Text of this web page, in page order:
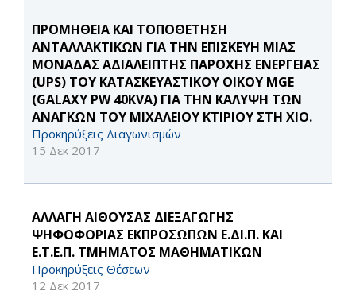
ΠΡΟΜΗΘΕΙΑ ΚΑΙ ΤΟΠΟΘΕΤΗΣΗ
ΑΝΤΑΛΛΑΚΤΙΚΩΝ ΓΙΑ ΤΗΝ ΕΠΙΣΚΕΥΗ ΜΙΑΣ
ΜΟΝΑΔΑΣ ΑΔΙΑΛΕΙΠΤΗΣ ΠΑΡΟΧΗΣ ΕΝΕΡΓΕΙΑΣ
(UPS) ΤΟΥ ΚΑΤΑΣΚΕΥΑΣΤΙΚΟΥ ΟΙΚΟΥ MGE
(GALAXY PW 40KVA) ΓΙΑ ΤΗΝ ΚΑΛΥΨΗ ΤΩΝ
ΑΝΑΓΚΩΝ ΤΟΥ ΜΙΧΑΛΕΙΟΥ ΚΤΙΡΙΟΥ ΣΤΗ ΧΙΟ.
Προκηρύξεις Διαγωνισμών
15 Δεκ 2017
ΑΛΛΑΓΗ ΑΙΘΟΥΣΑΣ ΔΙΕΞΑΓΩΓΗΣ
ΨΗΦΟΦΟΡΙΑΣ ΕΚΠΡΟΣΩΠΩΝ Ε.ΔΙ.Π. ΚΑΙ
Ε.Τ.Ε.Π. ΤΜΗΜΑΤΟΣ ΜΑΘΗΜΑΤΙΚΩΝ
Προκηρύξεις Θέσεων
12 Δεκ 2017